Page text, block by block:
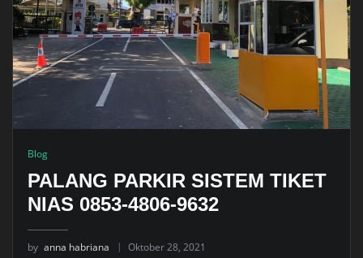
Blog
PALANG PARKIR SISTEM TIKET
NIAS 0853-4806-9632
by anna habriana Oktober 28, 2021